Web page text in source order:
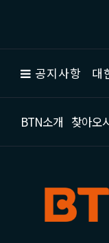
공지사항 대
BTN소개 찾아오